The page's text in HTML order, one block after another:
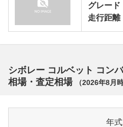
グレード
走行距
シボレー コルベット コン
相場・査定相場
（2026年8月
年式